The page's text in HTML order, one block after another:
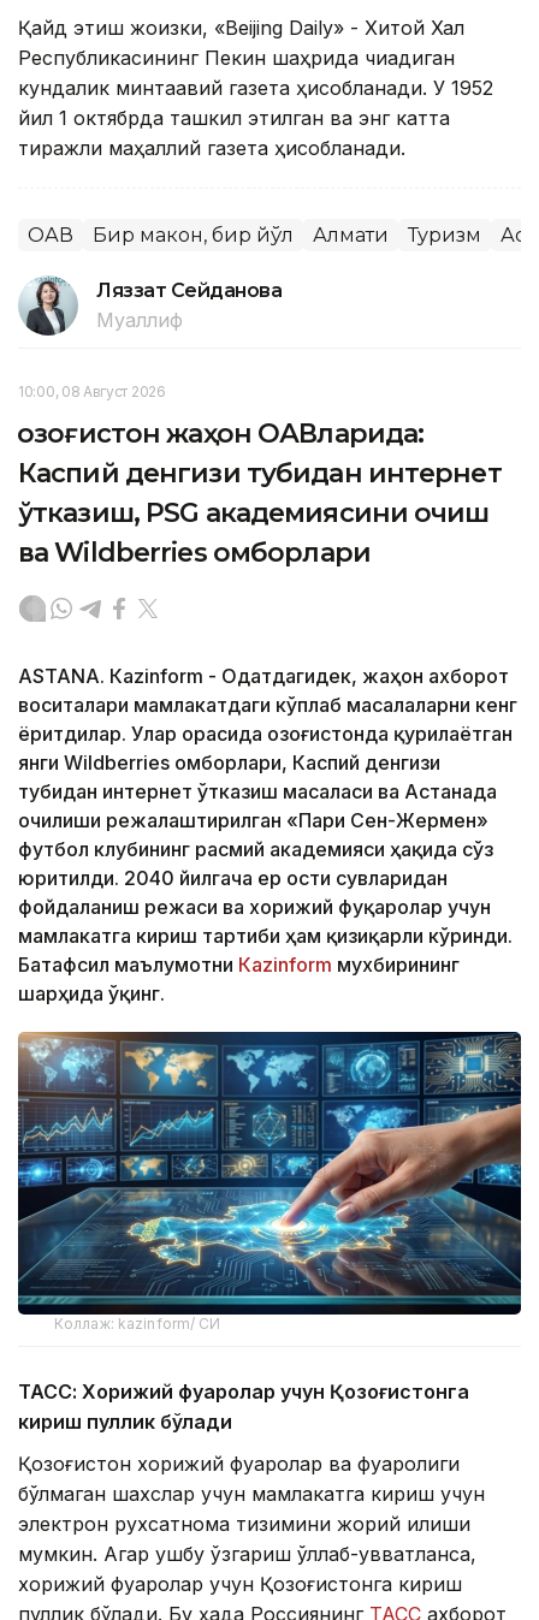
Қайд этиш жоизки, «Beijing Daily» - Хитой Халқ
Республикасининг Пекин шаҳрида чиқадиган
кундалик минтақавий газета ҳисобланади. У 1952
йил 1 октябрда ташкил этилган ва энг катта
тиражли маҳаллий газета ҳисобланади.
ОАВ Бир макон, бир йўл Алмати Туризм
Ляззат Сейданова
Муаллиф
10:00, 08 Август 2026
Қозоғистон жаҳон ОАВларида:
Каспий денгизи тубидан интернет
ўтказиш, PSG академиясини очиш
ва Wildberries омборлари
ASTANА. Кazinform - Одатдагидек, жаҳон ахборот
воситалари мамлакатдаги кўплаб масалаларни кенг
ёритдилар. Улар орасида Қозоғистонда қурилаётган
янги Wildberries омборлари, Каспий денгизи
тубидан интернет ўтказиш масаласи ва Астанада
очилиши режалаштирилган «Пари Сен-Жермен»
футбол клубининг расмий академияси ҳақида сўз
юритилди. 2040 йилгача ер ости сувларидан
фойдаланиш режаси ва хорижий фуқаролар учун
мамлакатга кириш тартиби ҳам қизиқарли кўринди.
Батафсил маълумотни Кazinform мухбирининг
шарҳида ўқинг.
Коллаж: kazinform/ СИ
ТАСС: Хорижий фуқаролар учун Қозоғистонга
кириш пуллик бўлади
Қозоғистон хорижий фуқаролар ва фуқаролиги
бўлмаган шахслар учун мамлакатга кириш учун
электрон рухсатнома тизимини жорий қилиши
мумкин. Агар ушбу ўзгариш қўллаб-қувватланса,
хорижий фуқаролар учун Қозоғистонга кириш
пуллик бўлади. Бу ҳақда Россиянинг ТАСС ахборот